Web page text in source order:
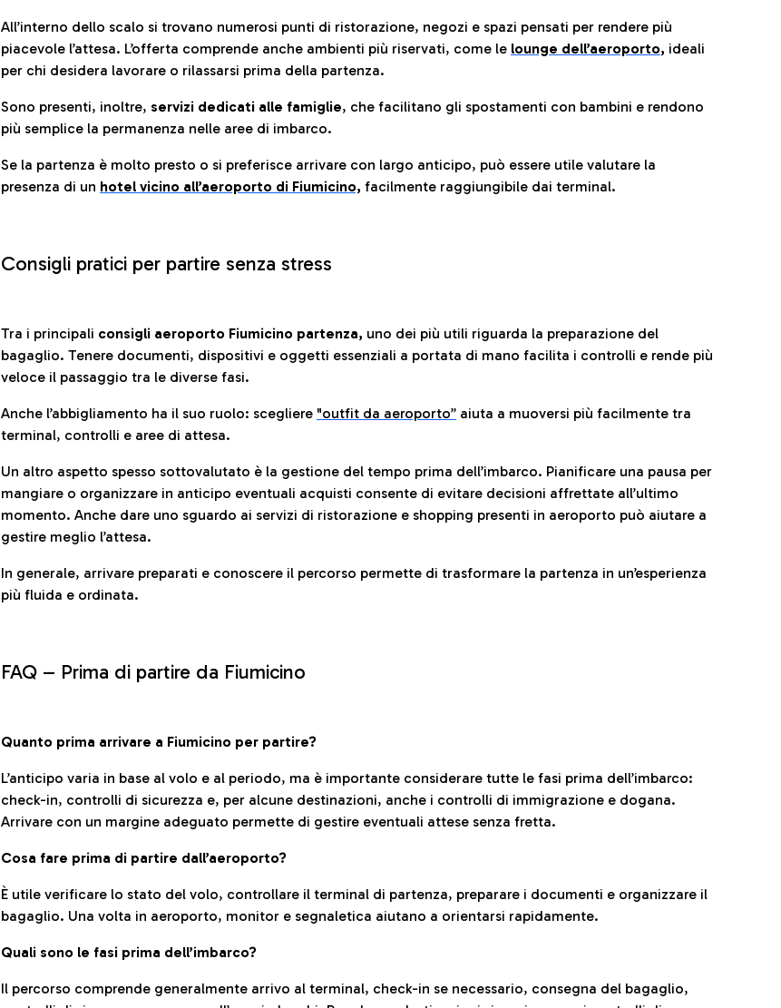
All’interno dello scalo si trovano numerosi punti di ristorazione, negozi e spazi pensati per rendere più
piacevole l’attesa. L’offerta comprende anche ambienti più riservati, come le lounge dell’aeroporto, ideali
per chi desidera lavorare o rilassarsi prima della partenza.
Sono presenti, inoltre, servizi dedicati alle famiglie, che facilitano gli spostamenti con bambini e rendono
più semplice la permanenza nelle aree di imbarco.
Se la partenza è molto presto o si preferisce arrivare con largo anticipo, può essere utile valutare la
presenza di un hotel vicino all’aeroporto di Fiumicino, facilmente raggiungibile dai terminal.
Consigli pratici per partire senza stress
Tra i principali consigli aeroporto Fiumicino partenza, uno dei più utili riguarda la preparazione del
bagaglio. Tenere documenti, dispositivi e oggetti essenziali a portata di mano facilita i controlli e rende più
veloce il passaggio tra le diverse fasi.
Anche l’abbigliamento ha il suo ruolo: scegliere "outfit da aeroporto” aiuta a muoversi più facilmente tra
terminal, controlli e aree di attesa.
Un altro aspetto spesso sottovalutato è la gestione del tempo prima dell’imbarco. Pianificare una pausa per
mangiare o organizzare in anticipo eventuali acquisti consente di evitare decisioni affrettate all’ultimo
momento. Anche dare uno sguardo ai servizi di ristorazione e shopping presenti in aeroporto può aiutare a
gestire meglio l’attesa.
In generale, arrivare preparati e conoscere il percorso permette di trasformare la partenza in un’esperienza
più fluida e ordinata.
FAQ – Prima di partire da Fiumicino
Quanto prima arrivare a Fiumicino per partire?
L’anticipo varia in base al volo e al periodo, ma è importante considerare tutte le fasi prima dell’imbarco:
check-in, controlli di sicurezza e, per alcune destinazioni, anche i controlli di immigrazione e dogana.
Arrivare con un margine adeguato permette di gestire eventuali attese senza fretta.
Cosa fare prima di partire dall’aeroporto?
È utile verificare lo stato del volo, controllare il terminal di partenza, preparare i documenti e organizzare il
bagaglio. Una volta in aeroporto, monitor e segnaletica aiutano a orientarsi rapidamente.
Quali sono le fasi prima dell’imbarco?
Il percorso comprende generalmente arrivo al terminal, check-in se necessario, consegna del bagaglio,